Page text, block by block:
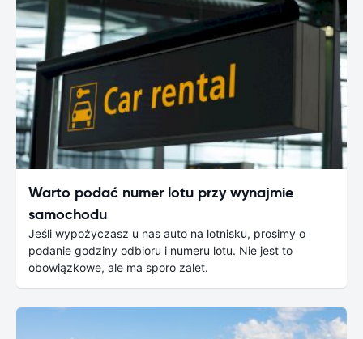
Warto podać numer lotu przy wynajmie
samochodu
Jeśli wypożyczasz u nas auto na lotnisku, prosimy o
podanie godziny odbioru i numeru lotu. Nie jest to
obowiązkowe, ale ma sporo zalet.